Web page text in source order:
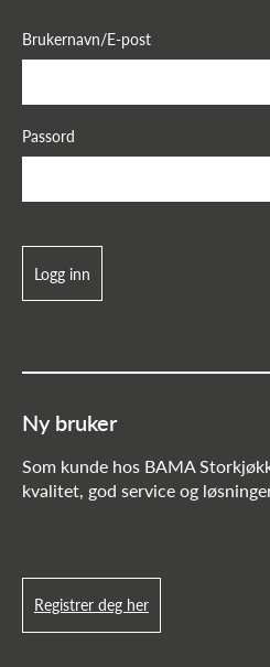
Brukernavn/E-post
Passord
Logg inn
Ny bruker
Som kunde hos BAMA
kvalitet, god service og
Registrer deg her